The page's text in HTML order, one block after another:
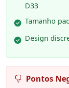
D33
Tamanho
Design
Pontos